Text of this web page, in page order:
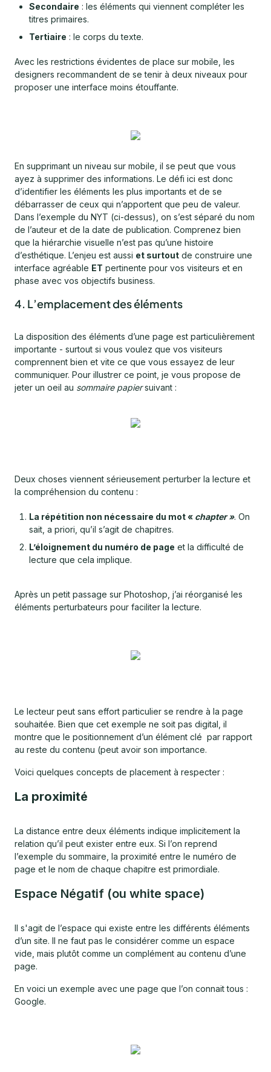
Secondaire : les éléments qui viennent compléter les
titres primaires.
Tertiaire : le corps du texte.
Avec les restrictions évidentes de place sur mobile, les
designers recommandent de se tenir à deux niveaux pour
proposer une interface moins étouffante.
En supprimant un niveau sur mobile, il se peut que vous
ayez à supprimer des informations. Le défi ici est donc
d’identifier les éléments les plus importants et de se
débarrasser de ceux qui n’apportent que peu de valeur.
Dans l’exemple du NYT (ci-dessus), on s’est séparé du nom
de l’auteur et de la date de publication. Comprenez bien
que la hiérarchie visuelle n’est pas qu’une histoire
d’esthétique. L’enjeu est aussi et surtout de construire une
interface agréable ET pertinente pour vos visiteurs et en
phase avec vos objectifs business.
4. L’emplacement des éléments
La disposition des éléments d’une page est particulièrement
importante - surtout si vous voulez que vos visiteurs
comprennent bien et vite ce que vous essayez de leur
communiquer. Pour illustrer ce point, je vous propose de
jeter un oeil au sommaire papiersuivant :
Deux choses viennent sérieusement perturber la lecture et
la compréhension du contenu :
La répétition non nécessaire du mot « chapter ». On
sait, a priori, qu’il s’agit de chapitres.
L’éloignement du numéro de page et la difficulté de
lecture que cela implique.
Après un petit passage sur Photoshop, j’ai réorganisé les
éléments perturbateurs pour faciliter la lecture.
Le lecteur peut sans effort particulier se rendre à la page
souhaitée. Bien que cet exemple ne soit pas digital, il
montre que le positionnement d’un élément clé par rapport
au reste du contenu (peut avoir son importance.
Voici quelques concepts de placement à respecter :
La proximité
La distance entre deux éléments indique implicitement la
relation qu’il peut exister entre eux. Si l’on reprend
l’exemple du sommaire, la proximité entre le numéro de
page et le nom de chaque chapitre est primordiale.
Espace Négatif (ou white space)
Il s'agit de l’espace qui existe entre les différents éléments
d’un site. Il ne faut pas le considérer comme un espace
vide, mais plutôt comme un complément au contenu d’une
page.
En voici un exemple avec une page que l’on connait tous :
Google.